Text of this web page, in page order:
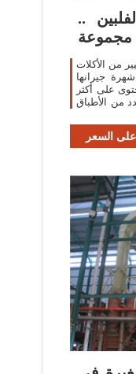
..
من الأكلات
جيرانها
على أكثر
من الأطباق
السعر